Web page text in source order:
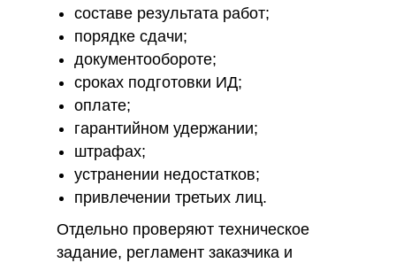
составе результата работ;
порядке сдачи;
документообороте;
сроках подготовки ИД;
оплате;
гарантийном удержании;
штрафах;
устранении недостатков;
привлечении третьих лиц.
Отдельно проверяют техническое
задание, регламент заказчика и